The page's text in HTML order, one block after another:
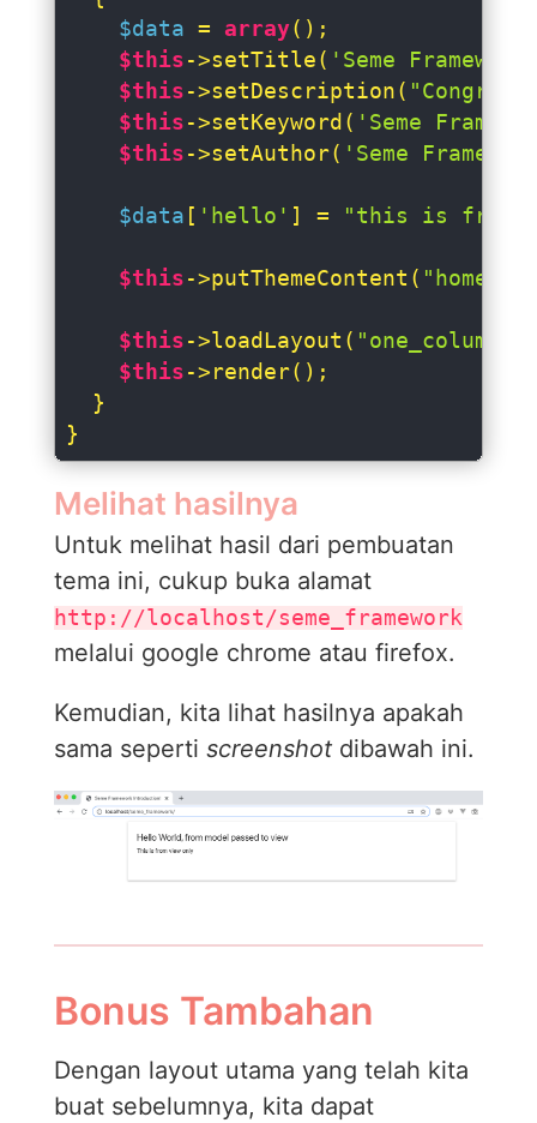
$data = array();
$this ->setTitle( 'Seme
$this ->setDescription(
$this ->setKeyword( 'Seme
$this ->setAuthor( 'Seme
$data [ 'hello' ] = "this is from
$this ->putThemeContent( "home/
$this ->loadLayout( "one_column"
$this ->render();
  }
}
Melihat hasilnya
Untuk melihat hasil dari pembuatan
tema ini, cukup buka alamat
http://localhost/seme_framework
melalui google chrome atau firefox.
Kemudian, kita lihat hasilnya apakah
sama seperti screenshot dibawah ini.
Bonus Tambahan
Dengan layout utama yang telah kita
buat sebelumnya, kita dapat